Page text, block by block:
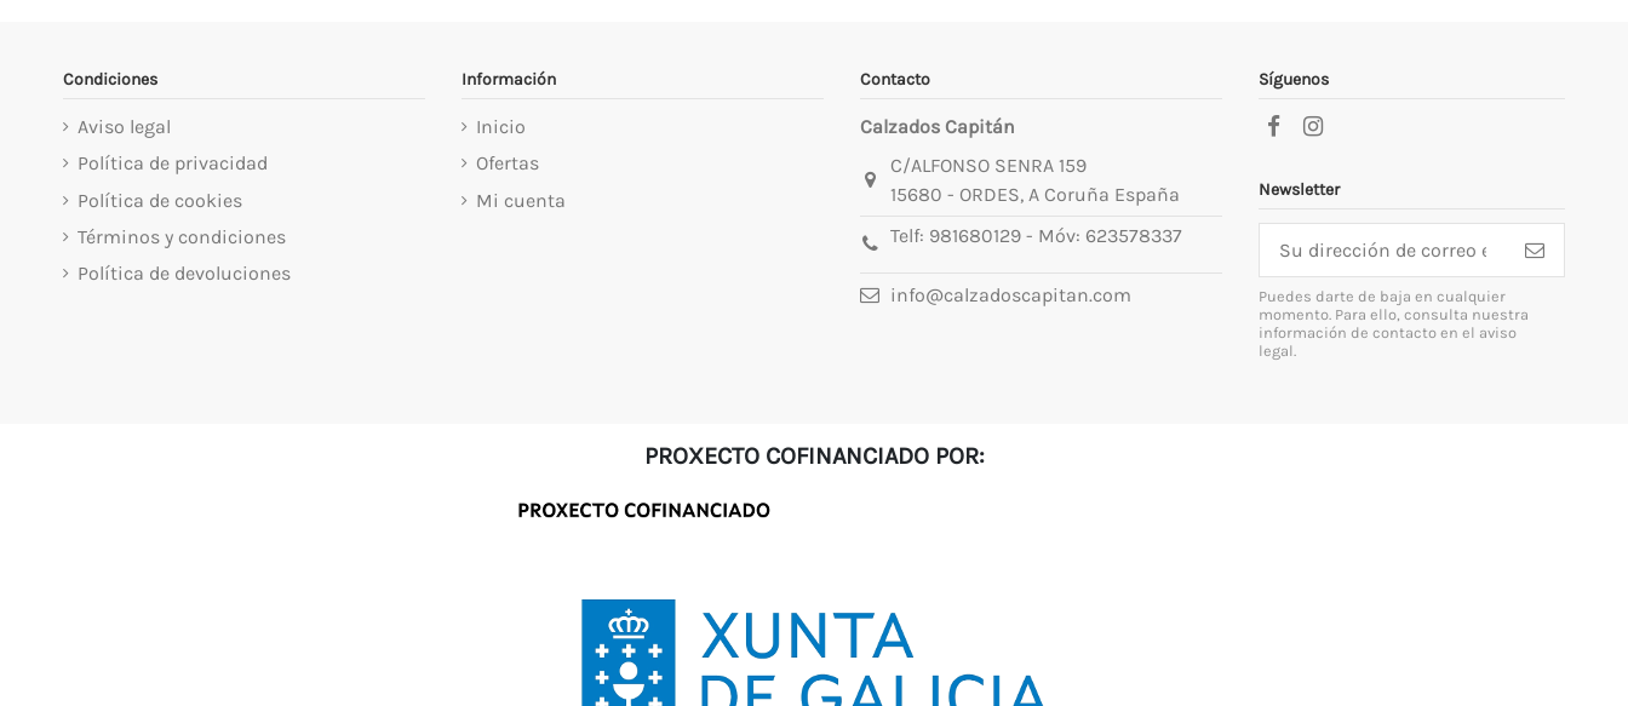
Condiciones
Aviso legal
Política de privacidad
Política de cookies
Términos y condiciones
Política de devoluciones
Información
Inicio
Ofertas
Mi cuenta
Contacto
Calzados Capitán
C/ALFONSO SENRA 159
15680 - ORDES, A Coruña España
Telf: 981680129- Móv: 623578337
info@calzadoscapitan.com
Síguenos
Newsletter
Puedes darte de baja en cualquier
momento. Para ello, consulta nuestra
información de contacto en el aviso
legal.
PROXECTO COFINANCIADO POR: